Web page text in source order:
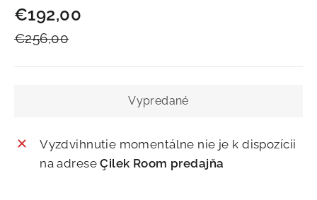
cena
cena
€192,00
€256,00
Vypredané
Vyzdvihnutie momentálne nie je k dispozícii
na adreseÇilek Room predajňa